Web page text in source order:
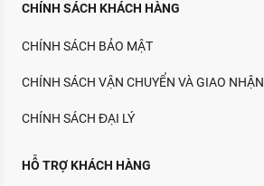
CHÍNH SÁCH KHÁCH HÀNG
CHÍNH SÁCH BẢO MẬT
CHÍNH SÁCH VẬN CHUYỂN VÀ GIAO NHẬN
CHÍNH SÁCH ĐẠI LÝ
HỖ TRỢ KHÁCH HÀNG